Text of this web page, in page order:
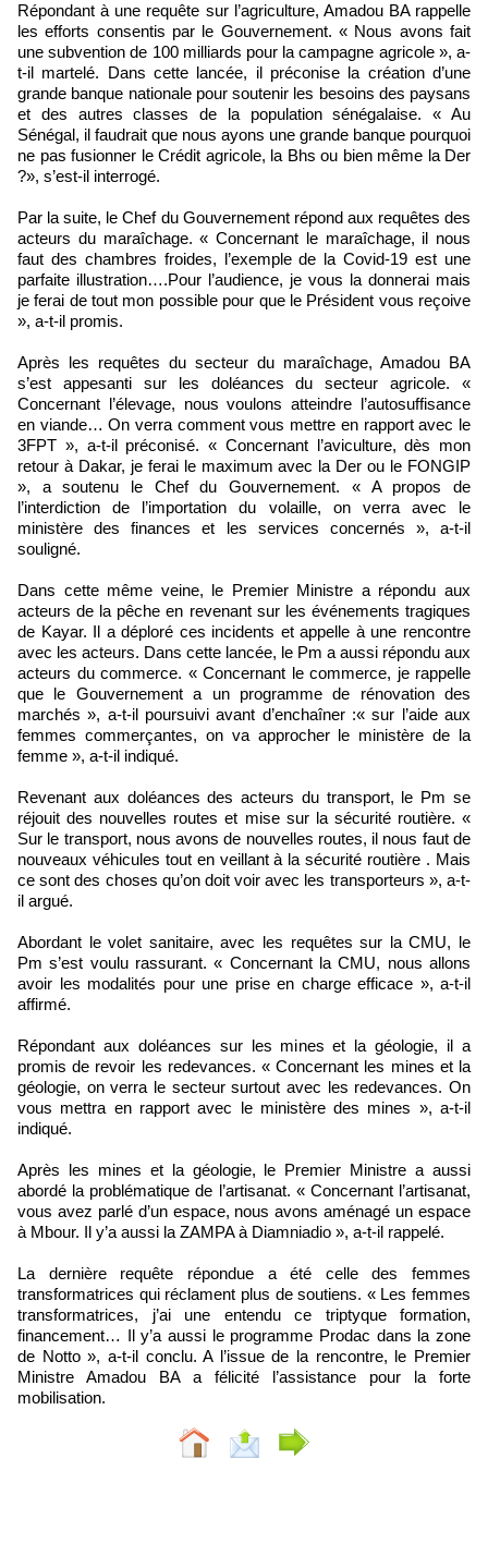
Répondant à une requête sur l’agriculture, Amadou BA rappelle
les efforts consentis par le Gouvernement. « Nous avons fait
une subvention de 100 milliards pour la campagne agricole », a-
t-il martelé. Dans cette lancée, il préconise la création d’une
grande banque nationale pour soutenir les besoins des paysans
et des autres classes de la population sénégalaise. « Au
Sénégal, il faudrait que nous ayons une grande banque pourquoi
ne pas fusionner le Crédit agricole, la Bhs ou bien même la Der
?», s’est-il interrogé.
Par la suite, le Chef du Gouvernement répond aux requêtes des
acteurs du maraîchage. « Concernant le maraîchage, il nous
faut des chambres froides, l’exemple de la Covid-19 est une
parfaite illustration….Pour l’audience, je vous la donnerai mais
je ferai de tout mon possible pour que le Président vous reçoive
», a-t-il promis.
Après les requêtes du secteur du maraîchage, Amadou BA
s’est appesanti sur les doléances du secteur agricole. «
Concernant l’élevage, nous voulons atteindre l’autosuffisance
en viande… On verra comment vous mettre en rapport avec le
3FPT », a-t-il préconisé. « Concernant l’aviculture, dès mon
retour à Dakar, je ferai le maximum avec la Der ou le FONGIP
», a soutenu le Chef du Gouvernement. « A propos de
l’interdiction de l’importation du volaille, on verra avec le
ministère des finances et les services concernés », a-t-il
souligné.
Dans cette même veine, le Premier Ministre a répondu aux
acteurs de la pêche en revenant sur les événements tragiques
de Kayar. Il a déploré ces incidents et appelle à une rencontre
avec les acteurs. Dans cette lancée, le Pm a aussi répondu aux
acteurs du commerce. « Concernant le commerce, je rappelle
que le Gouvernement a un programme de rénovation des
marchés », a-t-il poursuivi avant d’enchaîner :« sur l’aide aux
femmes commerçantes, on va approcher le ministère de la
femme », a-t-il indiqué.
Revenant aux doléances des acteurs du transport, le Pm se
réjouit des nouvelles routes et mise sur la sécurité routière. «
Sur le transport, nous avons de nouvelles routes, il nous faut de
nouveaux véhicules tout en veillant à la sécurité routière . Mais
ce sont des choses qu’on doit voir avec les transporteurs », a-t-
il argué.
Abordant le volet sanitaire, avec les requêtes sur la CMU, le
Pm s’est voulu rassurant. « Concernant la CMU, nous allons
avoir les modalités pour une prise en charge efficace », a-t-il
affirmé.
Répondant aux doléances sur les mines et la géologie, il a
promis de revoir les redevances. « Concernant les mines et la
géologie, on verra le secteur surtout avec les redevances. On
vous mettra en rapport avec le ministère des mines », a-t-il
indiqué.
Après les mines et la géologie, le Premier Ministre a aussi
abordé la problématique de l’artisanat. « Concernant l’artisanat,
vous avez parlé d’un espace, nous avons aménagé un espace
à Mbour. Il y’a aussi la ZAMPA à Diamniadio », a-t-il rappelé.
La dernière requête répondue a été celle des femmes
transformatrices qui réclament plus de soutiens. « Les femmes
transformatrices, j’ai une entendu ce triptyque formation,
financement… Il y’a aussi le programme Prodac dans la zone
de Notto », a-t-il conclu. A l’issue de la rencontre, le Premier
Ministre Amadou BA a félicité l’assistance pour la forte
mobilisation.